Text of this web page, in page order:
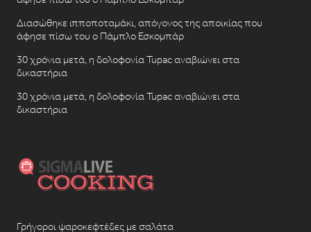
Διασώθηκε ιπποποταμάκι, απόγονος της αποικίας που
άφησε πίσω του ο Πάμπλο Εσκομπάρ
30 χρόνια μετά, η δολοφονία Tupac αναβιώνει στα
δικαστήρια
30 χρόνια μετά, η δολοφονία Tupac αναβιώνει στα
δικαστήρια
Γρήγοροι ψαροκεφτέδες με σαλάτα